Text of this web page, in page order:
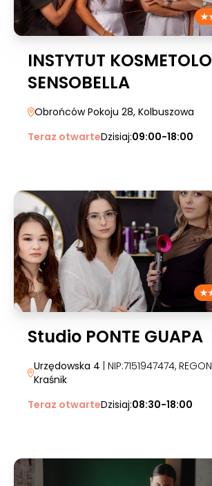
INSTYTUT
SENSOBELLA
Obrońców Pokoju 28, Kolbuszowa
Teraz otwarteDzisiaj:09:00-18:00
Studio PONTE GUAPA
Urzędowska 4 | NIP:7151947474,
Kraśnik
Teraz otwarteDzisiaj:08:30-18:00